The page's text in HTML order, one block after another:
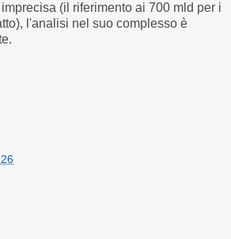
(il riferimento ai 700 mld per i
l'analisi nel suo complesso è